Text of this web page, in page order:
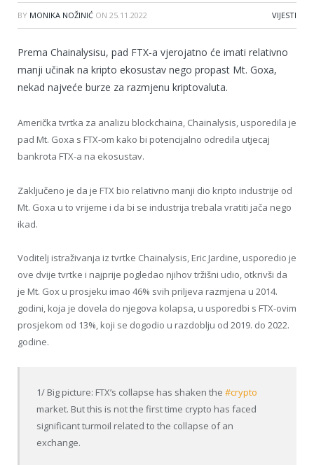
BY MONIKA NOŽINIĆ ON 25.11.2022 VIJESTI
Prema Chainalysisu, pad FTX-a vjerojatno će imati relativno
manji učinak na kripto ekosustav nego propast Mt. Goxa,
nekad najveće burze za razmjenu kriptovaluta.
Američka tvrtka za analizu blockchaina, Chainalysis, usporedila je
pad Mt. Goxa s FTX-om kako bi potencijalno odredila utjecaj
bankrota FTX-a na ekosustav.
Zaključeno je da je FTX bio relativno manji dio kripto industrije od
Mt. Goxa u to vrijeme i da bi se industrija trebala vratiti jača nego
ikad.
Voditelj istraživanja iz tvrtke Chainalysis, Eric Jardine, usporedio je
ove dvije tvrtke i najprije pogledao njihov tržišni udio, otkrivši da
je Mt. Gox u prosjeku imao 46% svih priljeva razmjena u 2014.
godini, koja je dovela do njegova kolapsa, u usporedbi s FTX-ovim
prosjekom od 13%, koji se dogodio u razdoblju od 2019. do 2022.
godine.
1/ Big picture: FTX’s collapse has shaken the#crypto
market. But this is not the first time crypto has faced
significant turmoil related to the collapse of an
exchange.